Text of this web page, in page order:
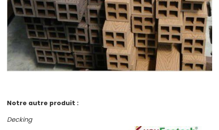
Notre autre produit :
Decking